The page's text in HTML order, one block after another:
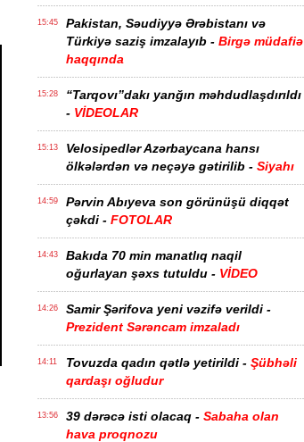
15:45
Pakistan, Səudiyyə Ərəbistanı və
Türkiyə saziş imzalayıb - Birgə müdafiə
haqqında
15:28
“Tarqovı”dakı yanğın məhdudlaşdırıldı
- VİDEOLAR
15:13
Velosipedlər Azərbaycana hansı
ölkələrdən və neçəyə gətirilib - Siyahı
14:59
Pərvin Abıyeva son görünüşü diqqət
çəkdi - FOTOLAR
14:43
Bakıda 70 min manatlıq naqil
oğurlayan şəxs tutuldu - VİDEO
14:26
Samir Şərifova yeni vəzifə verildi -
Prezident Sərəncam imzaladı
14:11 Tovuzda qadın qətlə yetirildi - Şübhəli
qardaşı oğludur
13:56 39 dərəcə isti olacaq - Sabaha olan
hava proqnozu